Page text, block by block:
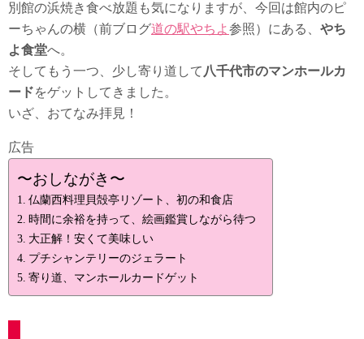
別館の浜焼き食べ放題も気になりますが、今回は館内のピ
ーちゃんの横（前ブログ道の駅やちよ参照）にある、 やち
よ食堂へ。
そしてもう一つ、少し寄り道して 八千代市のマンホールカ
ードをゲットしてきました。
いざ、おてなみ拝見！
広告
〜おしながき〜
仏蘭西料理貝殻亭リゾート、初の和食店
時間に余裕を持って、絵画鑑賞しながら待つ
大正解！安くて美味しい
プチシャンテリーのジェラート
寄り道、マンホールカードゲット